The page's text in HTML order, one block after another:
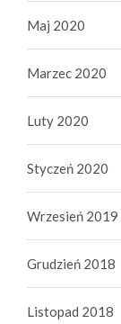
Maj 2020
Marzec 2020
Luty 2020
Styczeń 2020
Wrzesień 2019
Grudzień 2018
Listopad 2018